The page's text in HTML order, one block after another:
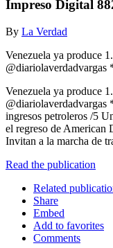
Impreso Digital
By La Verdad
Venezuela ya produce
@diariolaverdadvargas
Venezuela ya produce
@diariolaverdadvargas
ingresos petroleros /5
el regreso de American
Invitan a la marcha de
Read the publication
Related
Share
Embed
Add to favorites
Comments